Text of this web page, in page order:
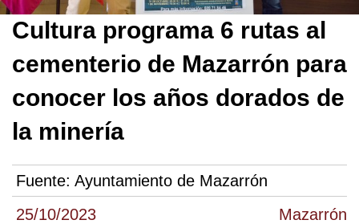
25/10/2023 Mazarrón
Cultura programa 6 rutas al
cementerio de Mazarrón para
conocer los años dorados de
la minería
Fuente: Ayuntamiento de Mazarrón